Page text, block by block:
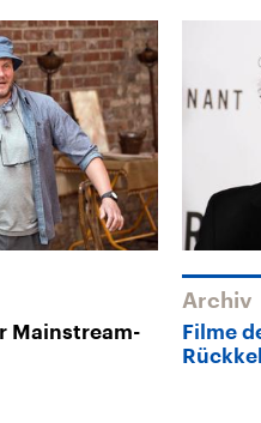
Mainstream-
Archiv
Filme